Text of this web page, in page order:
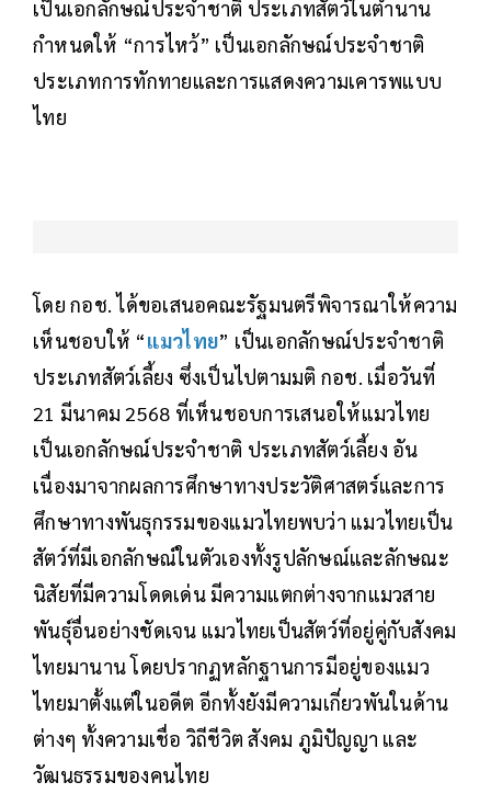
เป็นเอกลักษณ์ประจำชาติ ประเภทสัตว์ในตำนาน
กำหนดให้ “การไหว้” เป็นเอกลักษณ์ประจำชาติ
ประเภทการทักทายและการแสดงความเคารพแบบ
ไทย
โดย กอช. ได้ขอเสนอคณะรัฐมนตรีพิจารณาให้ความ
เห็นชอบให้ “แมวไทย” เป็นเอกลักษณ์ประจำชาติ
ประเภทสัตว์เลี้ยง ซึ่งเป็นไปตามมติ กอช. เมื่อวันที่
21 มีนาคม 2568 ที่เห็นชอบการเสนอให้แมวไทย
เป็นเอกลักษณ์ประจำชาติ ประเภทสัตว์เลี้ยง อัน
เนื่องมาจากผลการศึกษาทางประวัติศาสตร์และการ
ศึกษาทางพันธุกรรมของแมวไทยพบว่า แมวไทยเป็น
สัตว์ที่มีเอกลักษณ์ในตัวเองทั้งรูปลักษณ์และลักษณะ
นิสัยที่มีความโดดเด่น มีความแตกต่างจากแมวสาย
พันธุ์อื่นอย่างชัดเจน แมวไทยเป็นสัตว์ที่อยู่คู่กับสังคม
ไทยมานาน โดยปรากฏหลักฐานการมีอยู่ของแมว
ไทยมาตั้งแต่ในอดีต อีกทั้งยังมีความเกี่ยวพันในด้าน
ต่างๆ ทั้งความเชื่อ วิถีชีวิต สังคม ภูมิปัญญา และ
วัฒนธรรมของคนไทย